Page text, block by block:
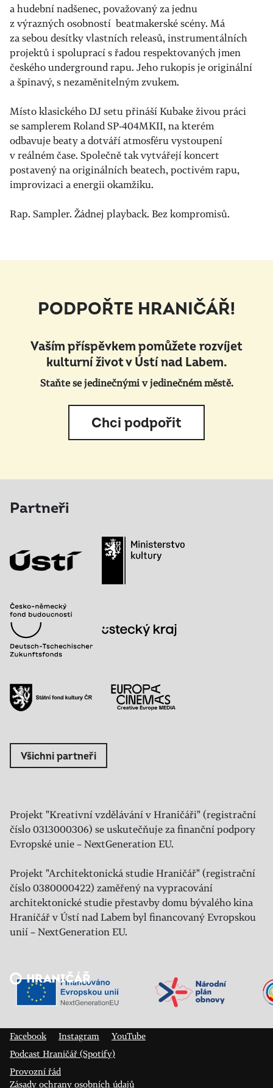
a hudební nadšenec, považovaný za jednu
z výrazných osobností beatmakerské scény. Má
za sebou desítky vlastních releasů, instrumentálních
projektů i spoluprací s řadou respektovaných jmen
českého underground rapu. Jeho rukopis je originální
a špinavý, s nezaměnitelným zvukem.
Místo klasického DJ setu přináší Kubake živou práci
se samplerem Roland SP-404MKII, na kterém
odbavuje beaty a dotváří atmosféru vystoupení
v reálném čase. Společně tak vytvářejí koncert
postavený na originálních beatech, poctivém rapu,
improvizaci a energii okamžiku.
Rap. Sampler. Žádnej playback. Bez kompromisů.
PODPOŘTE HRANIČÁŘ!
Vaším příspěvkem pomůžete rozvíjet
kulturní život v Ústí nad Labem.
Staňte se jedinečnými v jedinečném městě.
Chci podpořit
Partneři
Všichni partneři
Projekt "Kreativní vzdělávání v Hraničáři" (registrační
číslo 0313000306) se uskutečňuje za finanční podpory
Evropské unie – NextGeneration EU.
Projekt "Architektonická studie Hraničář" (registrační
číslo 0380000422) zaměřený na vypracování
architektonické studie přestavby domu bývalého kina
Hraničář v Ústí nad Labem byl financovaný Evropskou
unií – NextGeneration EU.
Veřejný sál Hraničář, spolek
Facebook
Instagram
YouTube
Podcast Hraničář (Spotify)
Provozní řád
Zásady ochrany osobních údajů